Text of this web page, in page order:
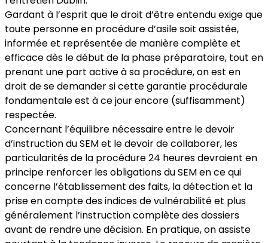
Gardant à l’esprit que le droit d’être entendu exige que
toute personne en procédure d’asile soit assistée,
informée et représentée de manière complète et
efficace dès le début de la phase préparatoire, tout en
prenant une part active à sa procédure, on est en
droit de se demander si cette garantie procédurale
fondamentale est à ce jour encore (suffisamment)
respectée.
Concernant l’équilibre nécessaire entre le devoir
d’instruction du SEM et le devoir de collaborer, les
particularités de la procédure 24 heures devraient en
principe renforcer les obligations du SEM en ce qui
concerne l’établissement des faits, la détection et la
prise en compte des indices de vulnérabilité et plus
généralement l’instruction complète des dossiers
avant de rendre une décision. En pratique, on assiste